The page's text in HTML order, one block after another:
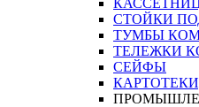
СТОЙКИ
ТУМБЫ
ТЕЛЕЖКИ
СЕЙФЫ